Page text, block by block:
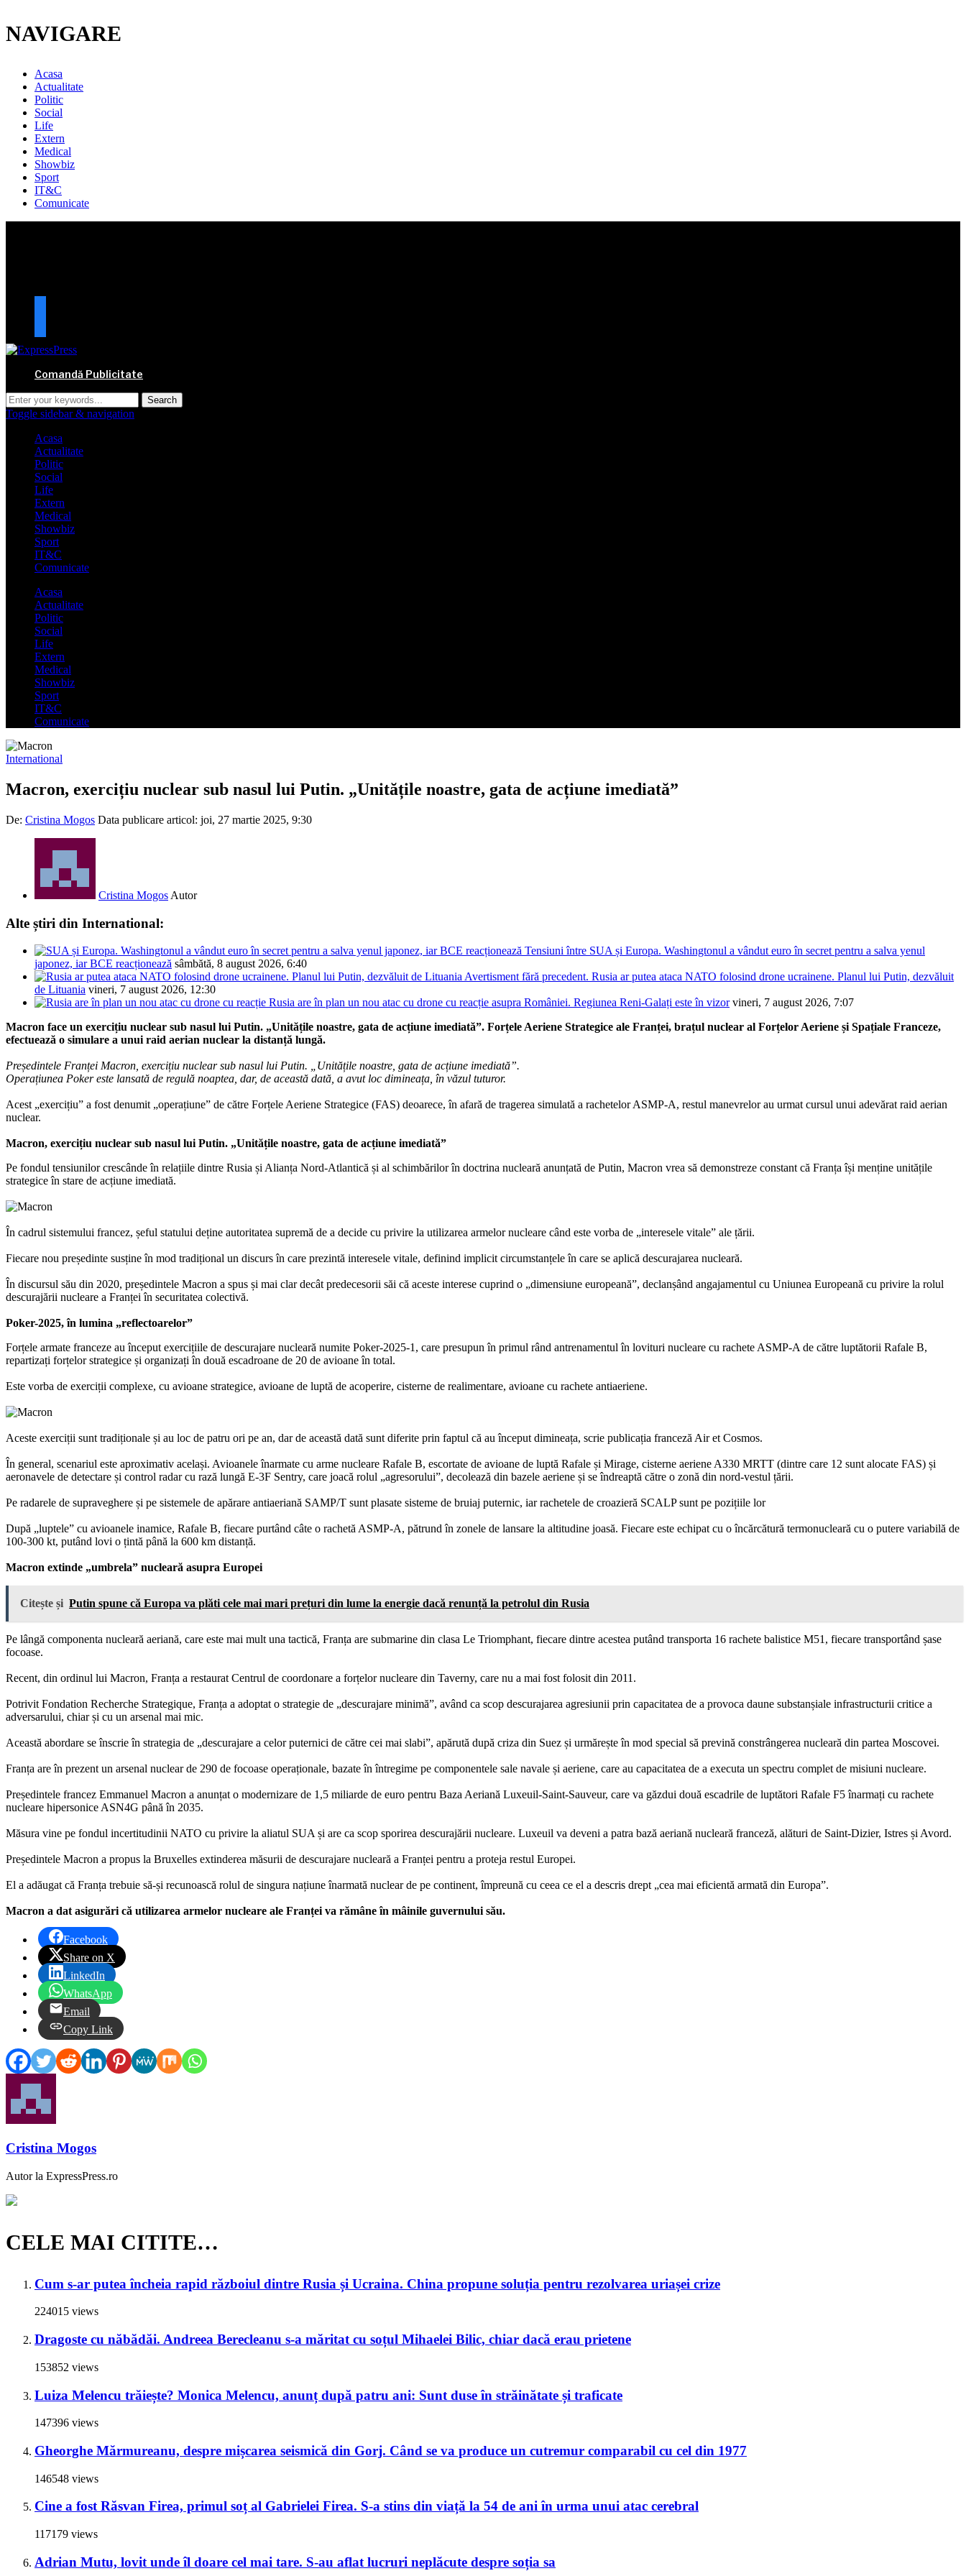
NAVIGARE
Acasa
Actualitate
Politic
Social
Life
Extern
Medical
Showbiz
Sport
IT&C
Comunicate
Comandă Publicitate
Toggle sidebar & navigation
Acasa
Actualitate
Politic
Social
Life
Extern
Medical
Showbiz
Sport
IT&C
Comunicate
Acasa
Actualitate
Politic
Social
Life
Extern
Medical
Showbiz
Sport
IT&C
Comunicate
International
Macron, exercițiu nuclear sub nasul lui Putin. „Unitățile noastre, gata de acțiune imediată”
De: Cristina Mogos Data publicare articol: joi, 27 martie 2025, 9:30
Cristina Mogos Autor
Alte știri din International:
Tensiuni între SUA și Europa. Washingtonul a vândut euro în secret pentru a salva yenul
japonez, iar BCE reacționează sâmbătă, 8 august 2026, 6:40
Avertisment fără precedent. Rusia ar putea ataca NATO folosind drone ucrainene. Planul lui Putin, dezvăluit
de Lituania vineri, 7 august 2026, 12:30
Rusia are în plan un nou atac cu drone cu reacție asupra României. Regiunea Reni-Galați este în vizor vineri, 7 august 2026, 7:07
Macron face un exercițiu nuclear sub nasul lui Putin. „Unitățile noastre, gata de acțiune imediată”. Forțele Aeriene Strategice ale Franței, brațul nuclear al Forțelor Aeriene și Spațiale Franceze,
efectuează o simulare a unui raid aerian nuclear la distanță lungă.
Președintele Franței Macron, exercițiu nuclear sub nasul lui Putin. „Unitățile noastre, gata de acțiune imediată”.
Operațiunea Poker este lansată de regulă noaptea, dar, de această dată, a avut loc dimineața, în văzul tuturor.
Acest „exercițiu” a fost denumit „operațiune” de către Forțele Aeriene Strategice (FAS) deoarece, în afară de tragerea simulată a rachetelor ASMP-A, restul manevrelor au urmat cursul unui adevărat raid aerian
nuclear.
Macron, exercițiu nuclear sub nasul lui Putin. „Unitățile noastre, gata de acțiune imediată”
Pe fondul tensiunilor crescânde în relațiile dintre Rusia și Alianța Nord-Atlantică și al schimbărilor în doctrina nucleară anunțată de Putin, Macron vrea să demonstreze constant că Franța își menține unitățile
strategice în stare de acțiune imediată.
În cadrul sistemului francez, șeful statului deține autoritatea supremă de a decide cu privire la utilizarea armelor nucleare când este vorba de „interesele vitale” ale țării.
Fiecare nou președinte susține în mod tradițional un discurs în care prezintă interesele vitale, definind implicit circumstanțele în care se aplică descurajarea nucleară.
În discursul său din 2020, președintele Macron a spus și mai clar decât predecesorii săi că aceste interese cuprind o „dimensiune europeană”, declanșând angajamentul cu Uniunea Europeană cu privire la rolul
descurajării nucleare a Franței în securitatea colectivă.
Poker-2025, în lumina „reflectoarelor”
Forțele armate franceze au început exercițiile de descurajare nucleară numite Poker-2025-1, care presupun în primul rând antrenamentul în lovituri nucleare cu rachete ASMP-A de către luptătorii Rafale B,
repartizați forțelor strategice și organizați în două escadroane de 20 de avioane în total.
Este vorba de exerciții complexe, cu avioane strategice, avioane de luptă de acoperire, cisterne de realimentare, avioane cu rachete antiaeriene.
Aceste exerciții sunt tradiționale și au loc de patru ori pe an, dar de această dată sunt diferite prin faptul că au început dimineața, scrie publicația franceză Air et Cosmos.
În general, scenariul este aproximativ același. Avioanele înarmate cu arme nucleare Rafale B, escortate de avioane de luptă Rafale și Mirage, cisterne aeriene A330 MRTT (dintre care 12 sunt alocate FAS) și
aeronavele de detectare și control radar cu rază lungă E-3F Sentry, care joacă rolul „agresorului”, decolează din bazele aeriene și se îndreaptă către o zonă din nord-vestul țării.
Pe radarele de supraveghere și pe sistemele de apărare antiaeriană SAMP/T sunt plasate sisteme de bruiaj puternic, iar rachetele de croazieră SCALP sunt pe pozițiile lor
După „luptele” cu avioanele inamice, Rafale B, fiecare purtând câte o rachetă ASMP-A, pătrund în zonele de lansare la altitudine joasă. Fiecare este echipat cu o încărcătură termonucleară cu o putere variabilă de
100-300 kt, putând lovi o țintă până la 600 km distanță.
Macron extinde „umbrela” nucleară asupra Europei
Citește și Putin spune că Europa va plăti cele mai mari prețuri din lume la energie dacă renunță la petrolul din Rusia
Pe lângă componenta nucleară aeriană, care este mai mult una tactică, Franța are submarine din clasa Le Triomphant, fiecare dintre acestea putând transporta 16 rachete balistice M51, fiecare transportând șase
focoase.
Recent, din ordinul lui Macron, Franța a restaurat Centrul de coordonare a forțelor nucleare din Taverny, care nu a mai fost folosit din 2011.
Potrivit Fondation Recherche Strategique, Franța a adoptat o strategie de „descurajare minimă”, având ca scop descurajarea agresiunii prin capacitatea de a provoca daune substanșiale infrastructurii critice a
adversarului, chiar și cu un arsenal mai mic.
Această abordare se înscrie în strategia de „descurajare a celor puternici de către cei mai slabi”, apărută după criza din Suez și urmărește în mod special să prevină constrângerea nucleară din partea Moscovei.
Franța are în prezent un arsenal nuclear de 290 de focoase operaționale, bazate în întregime pe componentele sale navale și aeriene, care au capacitatea de a executa un spectru complet de misiuni nucleare.
Președintele francez Emmanuel Macron a anunțat o modernizare de 1,5 miliarde de euro pentru Baza Aeriană Luxeuil-Saint-Sauveur, care va găzdui două escadrile de luptători Rafale F5 înarmați cu rachete
nucleare hipersonice ASN4G până în 2035.
Măsura vine pe fondul incertitudinii NATO cu privire la aliatul SUA și are ca scop sporirea descurajării nucleare. Luxeuil va deveni a patra bază aeriană nucleară franceză, alături de Saint-Dizier, Istres și Avord.
Președintele Macron a propus la Bruxelles extinderea măsurii de descurajare nucleară a Franței pentru a proteja restul Europei.
El a adăugat că Franța trebuie să-și recunoască rolul de singura națiune înarmată nuclear de pe continent, împreună cu ceea ce el a descris drept „cea mai eficientă armată din Europa”.
Macron a dat asigurări că utilizarea armelor nucleare ale Franței va rămâne în mâinile guvernului său.
Facebook
Share on X
LinkedIn
WhatsApp
Email
Copy Link
Cristina Mogos
Autor la ExpressPress.ro
CELE MAI CITITE…
Cum s-ar putea încheia rapid războiul dintre Rusia și Ucraina. China propune soluția pentru rezolvarea uriașei crize
224015 views
Dragoste cu năbădăi. Andreea Berecleanu s-a măritat cu soțul Mihaelei Bilic, chiar dacă erau prietene
153852 views
Luiza Melencu trăiește? Monica Melencu, anunț după patru ani: Sunt duse în străinătate și traficate
147396 views
Gheorghe Mărmureanu, despre mișcarea seismică din Gorj. Când se va produce un cutremur comparabil cu cel din 1977
146548 views
Cine a fost Răsvan Firea, primul soț al Gabrielei Firea. S-a stins din viață la 54 de ani în urma unui atac cerebral
117179 views
Adrian Mutu, lovit unde îl doare cel mai tare. S-au aflat lucruri neplăcute despre soția sa